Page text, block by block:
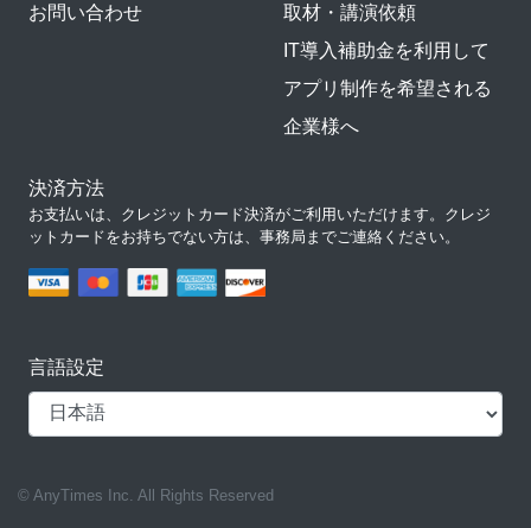
お問い合わせ
取材・講演依頼
IT導入補助金を利用して
アプリ制作を希望される
企業様へ
決済方法
お支払いは、クレジットカード決済がご利用いただけます。クレジ
ットカードをお持ちでない方は、事務局までご連絡ください。
言語設定
© AnyTimes Inc. All Rights Reserved